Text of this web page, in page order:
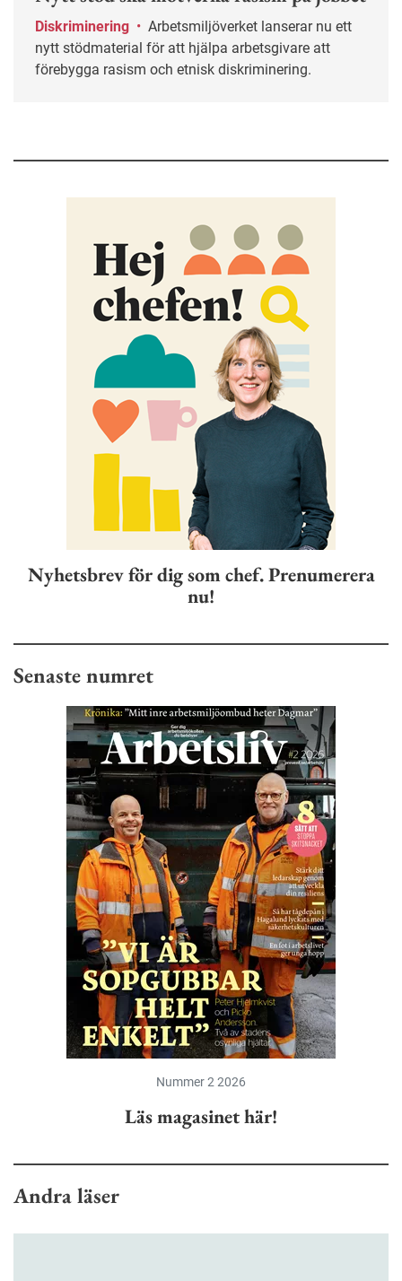
Diskriminering •
nytt stödmaterial för att hjälpa arbetsgivare att
förebygga rasism och etnisk diskriminering.
Nyhetsbrev för dig som chef. Prenumerera
nu!
Senaste numret
Nummer 2 2026
Läs magasinet här!
Andra läser